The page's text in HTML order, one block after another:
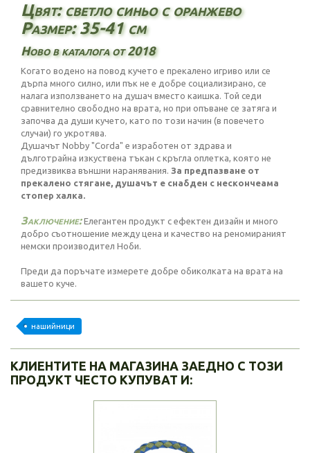
Цвят: светло синьо с оранжево
Размер: 35-41 см
Ново в каталога от 2018
Когато водено на повод кучето е прекалено игриво или се
дърпа много силно, или пък не е добре социализирано, се
налага използването на душач вместо каишка. Той седи
сравнително свободно на врата, но при опъване се затяга и
започва да души кучето, като по този начин (в повечето
случаи) го укротява.
Душачът Nobby "Corda" е изработен от здрава и
дълготрайна изкуствена тъкан с кръгла оплетка, която не
предизвиква външни наранявания. За предпазване от
прекалено стягане, душачът е снабден с нескончеама
стопер халка.
Заключение:Елегантен продукт с ефектен дизайн и много
добро съотношение между цена и качество на реномираният
немски производител Ноби.
Преди да поръчате измерете добре обиколката на врата на
вашето куче.
нашийници
КЛИЕНТИТЕ НА МАГАЗИНА ЗАЕДНО С ТОЗИ
ПРОДУКТ ЧЕСТО КУПУВАТ И: